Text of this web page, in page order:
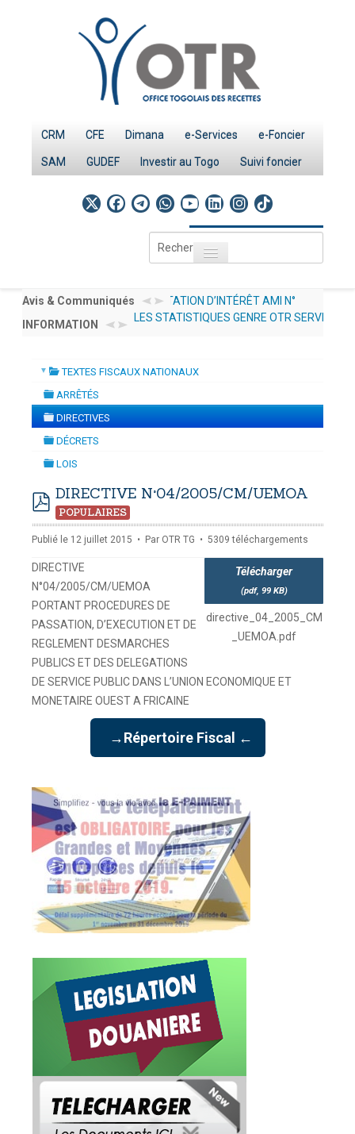
CRM CFE Dimana e-Services e-Foncier
SAM GUDEF Investir au Togo Suivi foncier
Rechercher
Toggle navigation
Page d'Accueil
Douane Togolaise
ACTUALITES
Toute la Documentation
Avis & Communiqués
D’INTÉRÊT AMI N°
OTR/CG/PRMP/CGMaP POUR LE RECRUTEMENT
LA DYNAMISATION -mardi, 14 juillet 2026 10:30
AVIS AUX
012/2026/OTR/
INFORMATION
LES STATISTIQUES GENRE OTR SERVICES
▼ TEXTES FISCAUX NATIONAUX
folder
ARRÊTÉS
folder
DIRECTIVES
DÉCRETS
LOIS
pdf
DIRECTIVE N°04/2005/CM/UEMOA
POPULAIRES
Publié le 12 juillet 2015 Par OTR TG 5309 téléchargements
Télécharger
(pdf, 99 KB)
directive_04_2005_CM
_UEMOA.pdf
DIRECTIVE
N°04/2005/CM/UEMOA
PORTANT PROCEDURES DE
PASSATION, D’EXECUTION ET DE
REGLEMENT DESMARCHES
PUBLICS ET DES DELEGATIONS
DE SERVICE PUBLIC DANS L’UNION ECONOMIQUE ET
MONETAIRE OUEST A FRICAINE
→Répertoire Fiscal ←